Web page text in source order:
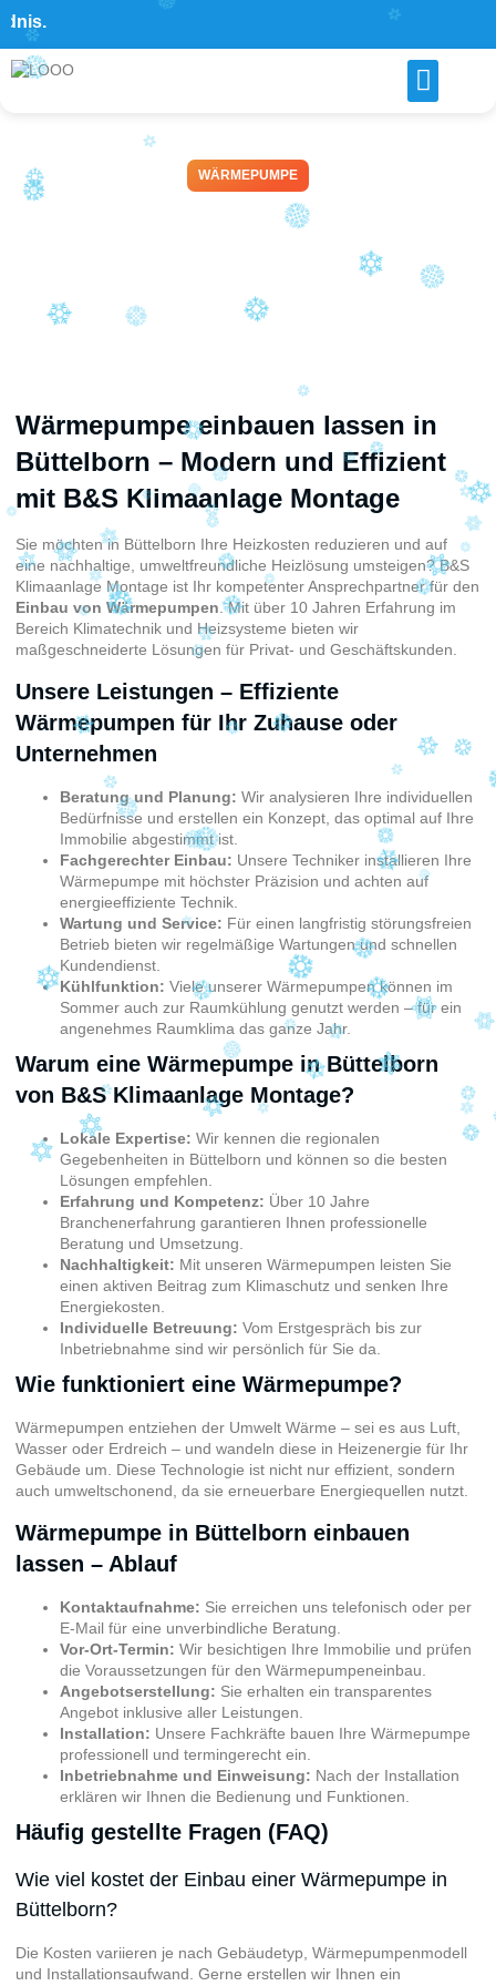
WÄRMEPUMPE
Wärmepumpe einbauen
lassen in Büttelborn – B&S
Klimaanlage Montage
April 14, 2026
Wärmepumpe einbauen lassen in
Büttelborn – Modern und Effizient
mit B&S Klimaanlage Montage
Sie möchten in Büttelborn Ihre Heizkosten reduzieren und auf
eine nachhaltige, umweltfreundliche Heizlösung umsteigen? B&S
Klimaanlage Montage ist Ihr kompetenter Ansprechpartner für den
Einbau von Wärmepumpen. Mit über 10 Jahren Erfahrung im
Bereich Klimatechnik und Heizsysteme bieten wir
maßgeschneiderte Lösungen für Privat- und Geschäftskunden.
Unsere Leistungen – Effiziente
Wärmepumpen für Ihr Zuhause oder
Unternehmen
Beratung und Planung: Wir analysieren Ihre individuellen
Bedürfnisse und erstellen ein Konzept, das optimal auf Ihre
Immobilie abgestimmt ist.
Fachgerechter Einbau: Unsere Techniker installieren Ihre
Wärmepumpe mit höchster Präzision und achten auf
energieeffiziente Technik.
Wartung und Service: Für einen langfristig störungsfreien
Betrieb bieten wir regelmäßige Wartungen und schnellen
Kundendienst.
Kühlfunktion: Viele unserer Wärmepumpen können im
Sommer auch zur Raumkühlung genutzt werden – für ein
angenehmes Raumklima das ganze Jahr.
Warum eine Wärmepumpe in Büttelborn
von B&S Klimaanlage Montage?
Lokale Expertise: Wir kennen die regionalen
Gegebenheiten in Büttelborn und können so die besten
Lösungen empfehlen.
Erfahrung und Kompetenz: Über 10 Jahre
Branchenerfahrung garantieren Ihnen professionelle
Beratung und Umsetzung.
Nachhaltigkeit: Mit unseren Wärmepumpen leisten Sie
einen aktiven Beitrag zum Klimaschutz und senken Ihre
Energiekosten.
Individuelle Betreuung: Vom Erstgespräch bis zur
Inbetriebnahme sind wir persönlich für Sie da.
Wie funktioniert eine Wärmepumpe?
Wärmepumpen entziehen der Umwelt Wärme – sei es aus Luft,
Wasser oder Erdreich – und wandeln diese in Heizenergie für Ihr
Gebäude um. Diese Technologie ist nicht nur effizient, sondern
auch umweltschonend, da sie erneuerbare Energiequellen nutzt.
Wärmepumpe in Büttelborn einbauen
lassen – Ablauf
Kontaktaufnahme: Sie erreichen uns telefonisch oder per
E-Mail für eine unverbindliche Beratung.
Vor-Ort-Termin: Wir besichtigen Ihre Immobilie und prüfen
die Voraussetzungen für den Wärmepumpeneinbau.
Angebotserstellung: Sie erhalten ein transparentes
Angebot inklusive aller Leistungen.
Installation: Unsere Fachkräfte bauen Ihre Wärmepumpe
professionell und termingerecht ein.
Inbetriebnahme und Einweisung: Nach der Installation
erklären wir Ihnen die Bedienung und Funktionen.
Häufig gestellte Fragen (FAQ)
Wie viel kostet der Einbau einer Wärmepumpe in
Büttelborn?
Die Kosten variieren je nach Gebäudetyp, Wärmepumpenmodell
und Installationsaufwand. Gerne erstellen wir Ihnen ein